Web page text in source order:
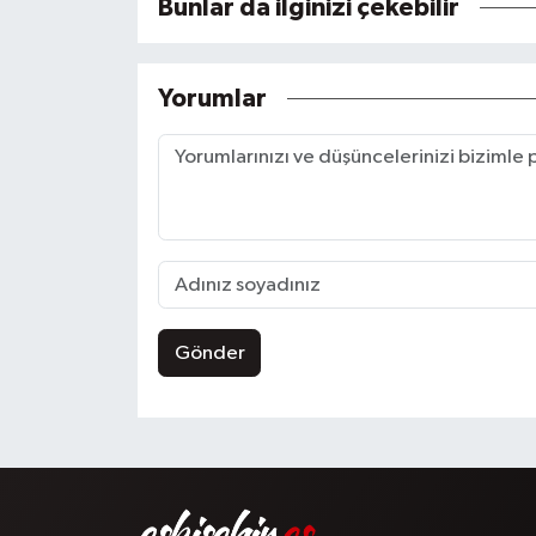
Bunlar da ilginizi çekebilir
Yorumlar
Gönder